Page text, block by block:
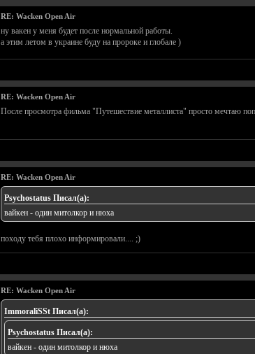
RE: Wacken Open Air
ну вакен у меня будет после нормальной работы.
а этим летом в украине буду на пророке и глобале )
RE: Wacken Open Air
После просмотра фильма "Путешествие металлиста" просто мечтаю
RE: Wacken Open Air
Psychostatus Писал(а):
вайкен - один митолкор и нюха
походу тебя плохо информировали.... ;)
RE: Wacken Open Air
ImmoraliSSt Писал(а):
Psychostatus Писал(а):
вайкен - один митолкор и нюха